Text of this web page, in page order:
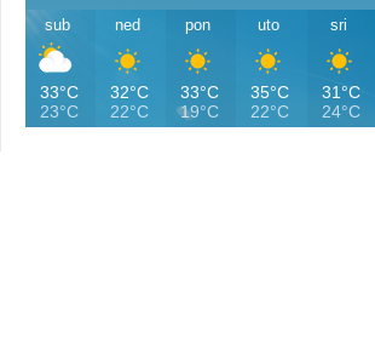
sub
33°C
23°C
ned
32°C
22°C
pon
33°C
19°C
uto
35°C
22°C
sri
31°C
24°C